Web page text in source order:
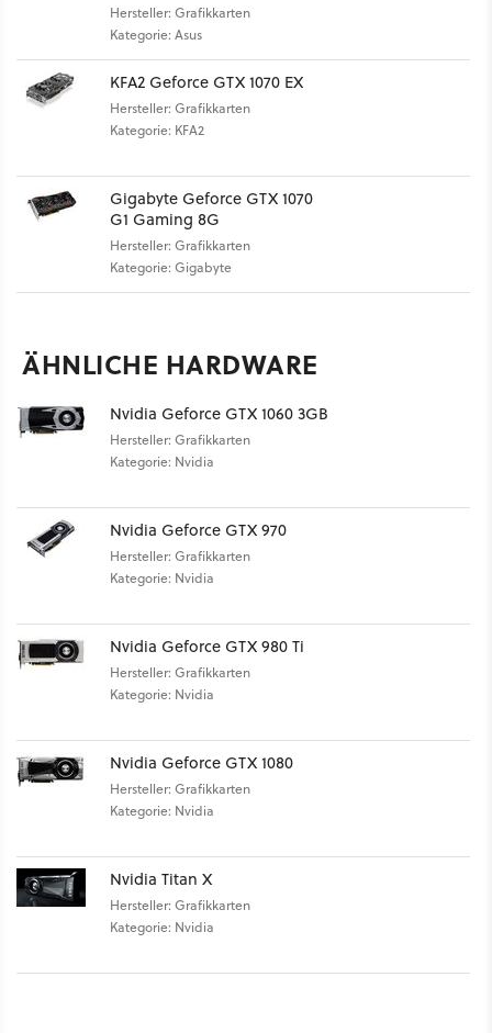
Hersteller: Grafikkarten
Kategorie: Asus
KFA2 Geforce GTX 1070 EX
Hersteller: Grafikkarten
Kategorie: KFA2
Gigabyte Geforce GTX 1070
G1 Gaming 8G
Hersteller: Grafikkarten
Kategorie: Gigabyte
ÄHNLICHE HARDWARE
Nvidia Geforce GTX 1060 3GB
Hersteller: Grafikkarten
Kategorie: Nvidia
Nvidia Geforce GTX 970
Hersteller: Grafikkarten
Kategorie: Nvidia
Nvidia Geforce GTX 980 Ti
Hersteller: Grafikkarten
Kategorie: Nvidia
Nvidia Geforce GTX 1080
Hersteller: Grafikkarten
Kategorie: Nvidia
Nvidia Titan X
Hersteller: Grafikkarten
Kategorie: Nvidia